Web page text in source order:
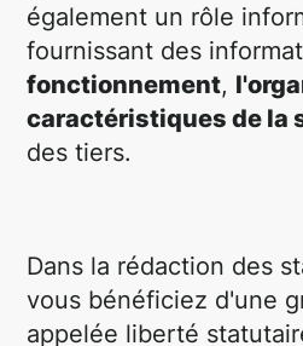
également un rôle
fournissant des
fonctionnement,
caractéristiques de la
des tiers.
Dans la rédaction des
vous bénéficiez d'une
appelée liberté